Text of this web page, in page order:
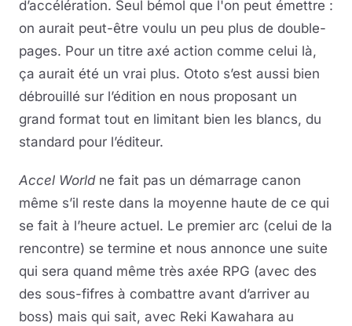
d’accélération. Seul bémol que l'on peut émettre :
on aurait peut-être voulu un peu plus de double-
pages. Pour un titre axé action comme celui là,
ça aurait été un vrai plus. Ototo s’est aussi bien
débrouillé sur l’édition en nous proposant un
grand format tout en limitant bien les blancs, du
standard pour l’éditeur.
Accel World ne fait pas un démarrage canon
même s’il reste dans la moyenne haute de ce qui
se fait à l’heure actuel. Le premier arc (celui de la
rencontre) se termine et nous annonce une suite
qui sera quand même très axée RPG (avec des
des sous-fifres à combattre avant d’arriver au
boss) mais qui sait, avec Reki Kawahara au